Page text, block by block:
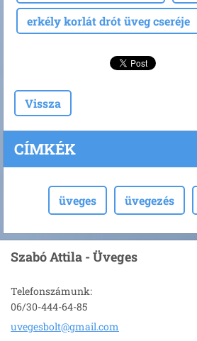
erkély korlát drót üveg cseréje
Vissza
CÍMKÉK
üveges üvegezés
Szabó Attila - Üveges
Telefonszámunk:
06/30-444-64-85
uvegesbolt@gmail.com